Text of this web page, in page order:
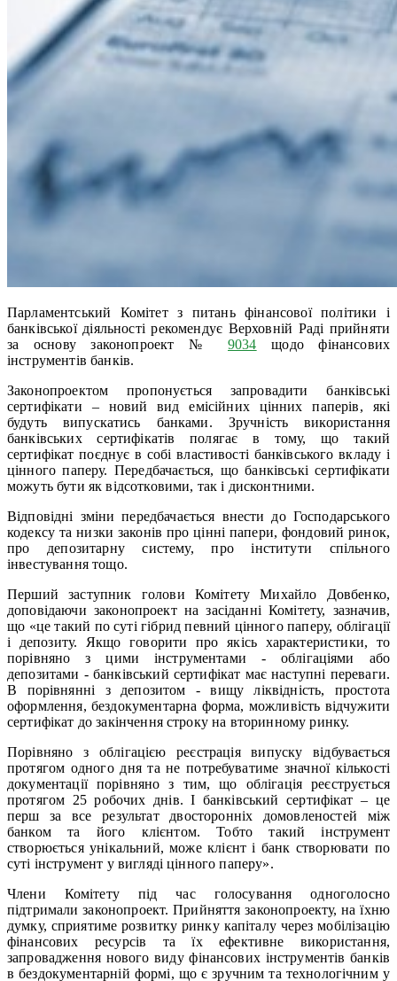
Парламентський Комітет з питань фінансової політики і
банківської діяльності рекомендує Верховній Раді прийняти
за основу законопроект № 9034 щодо фінансових
інструментів банків.
Законопроектом пропонується запровадити банківські
сертифікати – новий вид емісійних цінних паперів, які
будуть випускатись банками. Зручність використання
банківських сертифікатів полягає в тому, що такий
сертифікат поєднує в собі властивості банківського вкладу і
цінного паперу. Передбачається, що банківські сертифікати
можуть бути як відсотковими, так і дисконтними.
Відповідні зміни передбачається внести до Господарського
кодексу та низки законів про цінні папери, фондовий ринок,
про депозитарну систему, про інститути спільного
інвестування тощо.
Перший заступник голови Комітету Михайло Довбенко,
доповідаючи законопроект на засіданні Комітету, зазначив,
що «це такий по суті гібрид певний цінного паперу, облігації
і депозиту. Якщо говорити про якісь характеристики, то
порівняно з цими інструментами - облігаціями або
депозитами - банківський сертифікат має наступні переваги.
В порівнянні з депозитом - вищу ліквідність, простота
оформлення, бездокументарна форма, можливість відчужити
сертифікат до закінчення строку на вторинному ринку.
Порівняно з облігацією реєстрація випуску відбувається
протягом одного дня та не потребуватиме значної кількості
документації порівняно з тим, що облігація реєструється
протягом 25 робочих днів. І банківський сертифікат – це
перш за все результат двосторонніх домовленостей між
банком та його клієнтом. Тобто такий інструмент
створюється унікальний, може клієнт і банк створювати по
суті інструмент у вигляді цінного паперу».
Члени Комітету під час голосування одноголосно
підтримали законопроект. Прийняття законопроекту, на їхню
думку, сприятиме розвитку ринку капіталу через мобілізацію
фінансових ресурсів та їх ефективне використання,
запровадження нового виду фінансових інструментів банків
в бездокументарній формі, що є зручним та технологічним у